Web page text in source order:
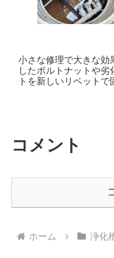
小さな修理で大きな効
したボルトナットや劣
トを新しいリベットで
コメント
ホーム 浄化